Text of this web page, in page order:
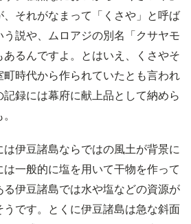
、それがなまって「くさや」と呼ば
説や、ムロアジの別名「クサヤモ
あるんですよ。とはいえ、くさやそ
時代から作られていたとも言われ
録には幕府に献上品として納めら
は伊豆諸島ならではの風土が背景に
一般的に塩を用いて干物を作って
伊豆諸島では水や塩などの資源が
です。とくに伊豆諸島は急な斜面